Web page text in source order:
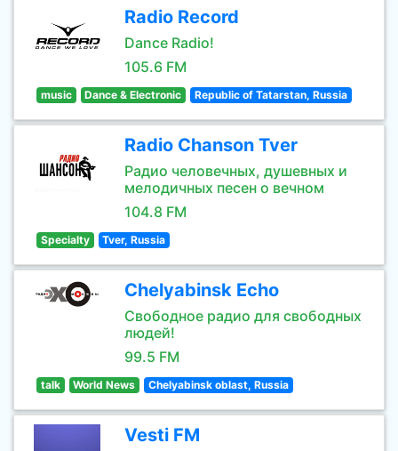
Radio Record
Dance Radio!
105.6 FM
music Dance & Electronic Republic of Tatarstan, Russia
Radio Chanson Tver
Радио человечных, душевных и
мелодичных песен о вечном
104.8 FM
Specialty Tver, Russia
Chelyabinsk Echo
Свободное радио для свободных
людей!
99.5 FM
talk World News Chelyabinsk oblast, Russia
Vesti FM